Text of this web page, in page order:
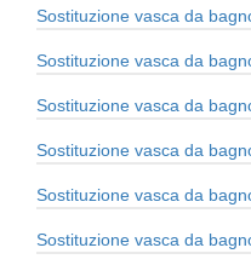
Sostituzione vasca da
Sostituzione vasca da
Sostituzione vasca da
Sostituzione vasca da
Sostituzione vasca da
Sostituzione vasca da